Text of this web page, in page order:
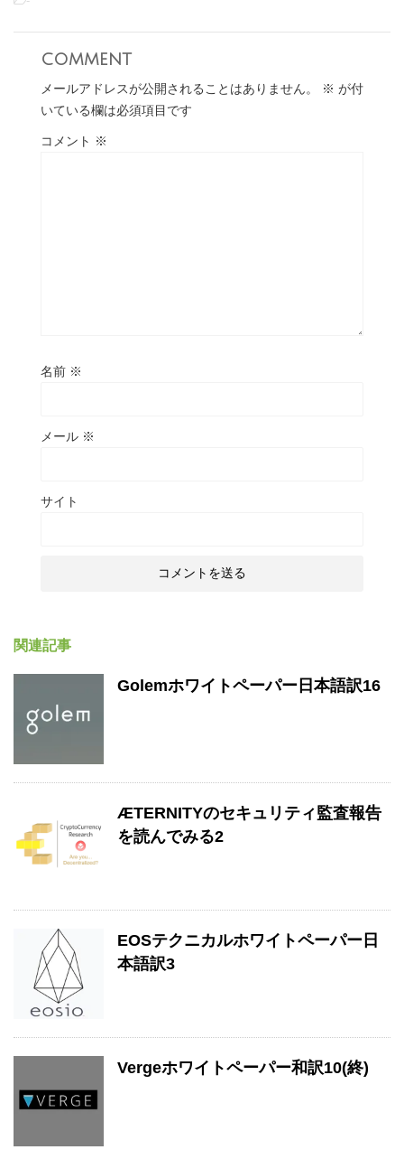
comment
メールアドレスが公開されることはありません。 ※ が付
いている欄は必須項目です
コメント ※
名前 ※
メール ※
サイト
関連記事
Golemホワイトペーパー日本語訳16
ÆTERNITYのセキュリティ監査報告
を読んでみる2
EOSテクニカルホワイトペーパー日
本語訳3
Vergeホワイトペーパー和訳10(終)